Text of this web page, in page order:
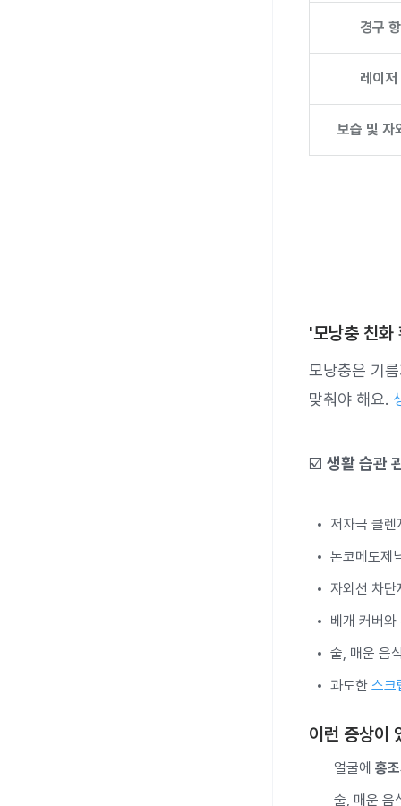
경구
레이
보습 및 자
'모낭충 친화
모낭충은 기
맞춰야 해요.
☑️ 생활 습관
저자극 클렌
논코메도제
자외선 차
베개 커버
술, 매운 음
과도한 스크
이런 증상이
얼굴에 홍
술, 매운 음